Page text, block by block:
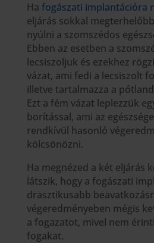
Ha fogászati implantációra
eljárás sokkal
nyúlni a szomszédos
Ebben az esetben a
lecsiszoljuk és ezekhez
vázat, ami fedi a lecsiszolt
illetve tartalmazza a
Ezt a fém vázat leplezzük
borítással, ami az
rendkívül hasonló
kölcsönözni.
Ha megnézed a két eljárás
látszik, hogy a fogászati
drasztikusabb
végeredményeben mégis
a fogazatot, mivel nem
fogakat.